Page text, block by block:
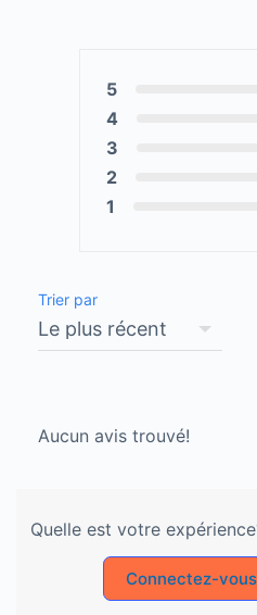
5
4
3
2
1
Trier par
Aucun avis trouvé!
Quelle est votre
Connectez-